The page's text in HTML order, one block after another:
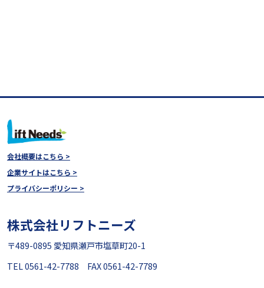
会社概要はこちら >
企業サイトはこちら >
プライバシーポリシー >
株式会社リフトニーズ
〒489-0895 愛知県瀬戸市塩草町20-1
TEL 0561-42-7788 FAX 0561-42-7789